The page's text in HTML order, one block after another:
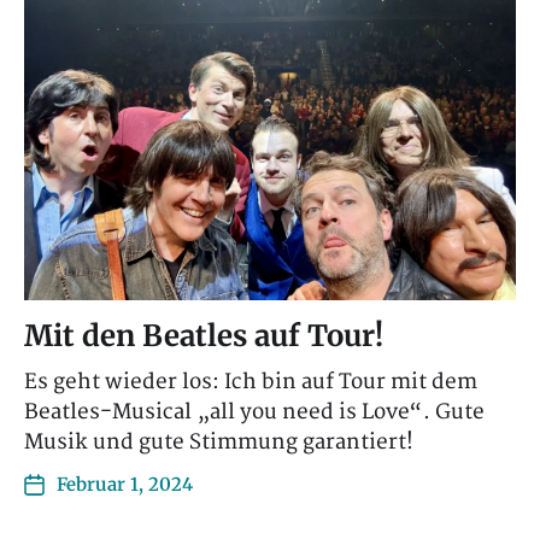
Mit den Beatles auf Tour!
Es geht wieder los: Ich bin auf Tour mit dem
Beatles-Musical „all you need is Love“. Gute
Musik und gute Stimmung garantiert!
Februar 1, 2024